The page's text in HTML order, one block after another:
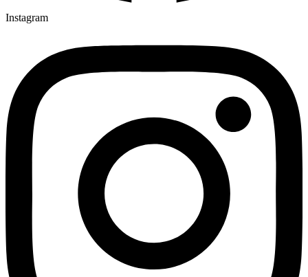
Instagram